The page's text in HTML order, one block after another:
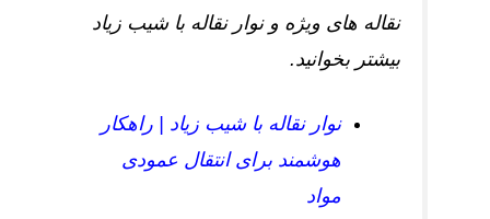
نقاله‌ های ویژه و نوار نقاله با شیب زیاد
بیشتر بخوانید.
نوار نقاله با شیب زیاد | راهکار
هوشمند برای انتقال عمودی
مواد